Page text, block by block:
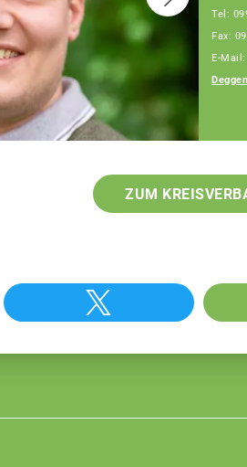
Tel:
Fax:
E-Mail:
ZUM